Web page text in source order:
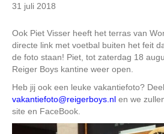
31 juli 2018
Ook Piet Visser heeft het terras van
directe link met voetbal buiten het feit
de foto staan! Piet, tot zaterdag 18
Reiger Boys kantine weer open.
Heb jij ook een leuke vakantiefoto?
vakantiefoto@reigerboys.nl en we
site en FaceBook.